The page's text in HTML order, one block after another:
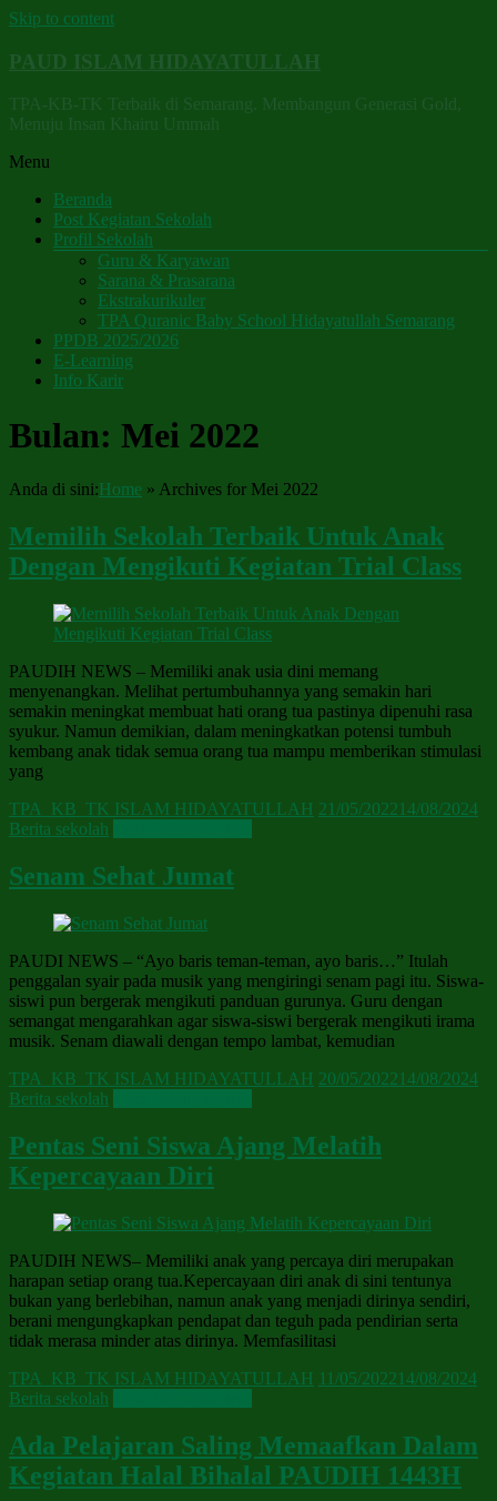
Skip to content
PAUD ISLAM HIDAYATULLAH
TPA-KB-TK Terbaik di Semarang. Membangun Generasi Gold,
Menuju Insan Khairu Ummah
Menu
Beranda
Post Kegiatan Sekolah
Profil Sekolah
Guru & Karyawan
Sarana & Prasarana
Ekstrakurikuler
TPA Quranic Baby School Hidayatullah Semarang
PPDB 2025/2026
E-Learning
Info Karir
Bulan: Mei 2022
Anda di sini:Home » Archives for Mei 2022
Memilih Sekolah Terbaik Untuk Anak
Dengan Mengikuti Kegiatan Trial Class
PAUDIH NEWS – Memiliki anak usia dini memang
menyenangkan. Melihat pertumbuhannya yang semakin hari
semakin meningkat membuat hati orang tua pastinya dipenuhi rasa
syukur. Namun demikian, dalam meningkatkan potensi tumbuh
kembang anak tidak semua orang tua mampu memberikan stimulasi
yang
TPA_KB_TK ISLAM HIDAYATULLAH 21/05/2022 14/08/2024
Berita sekolah
Senam Sehat Jumat
PAUDI NEWS – “Ayo baris teman-teman, ayo baris…” Itulah
penggalan syair pada musik yang mengiringi senam pagi itu. Siswa-
siswi pun bergerak mengikuti panduan gurunya. Guru dengan
semangat mengarahkan agar siswa-siswi bergerak mengikuti irama
musik. Senam diawali dengan tempo lambat, kemudian
TPA_KB_TK ISLAM HIDAYATULLAH 20/05/2022 14/08/2024
Berita sekolah
Pentas Seni Siswa Ajang Melatih
Kepercayaan Diri
PAUDIH NEWS– Memiliki anak yang percaya diri merupakan
harapan setiap orang tua.Kepercayaan diri anak di sini tentunya
bukan yang berlebihan, namun anak yang menjadi dirinya sendiri,
berani mengungkapkan pendapat dan teguh pada pendirian serta
tidak merasa minder atas dirinya. Memfasilitasi
TPA_KB_TK ISLAM HIDAYATULLAH 11/05/2022 14/08/2024
Berita sekolah
Ada Pelajaran Saling Memaafkan Dalam
Kegiatan Halal Bihalal PAUDIH 1443H